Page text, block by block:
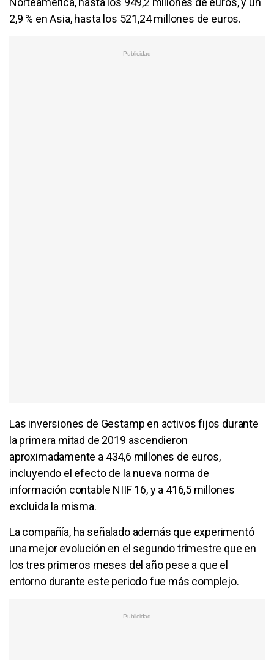
2,9 % en Asia, hasta los 521,24 millones de euros.
Las inversiones de Gestamp en activos fijos durante
la primera mitad de 2019 ascendieron
aproximadamente a 434,6 millones de euros,
incluyendo el efecto de la nueva norma de
información contable NIIF 16, y a 416,5 millones
excluida la misma.
La compañía, ha señalado además que experimentó
una mejor evolución en el segundo trimestre que en
los tres primeros meses del año pese a que el
entorno durante este periodo fue más complejo.